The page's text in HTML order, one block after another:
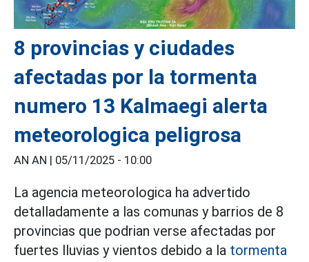
8 provincias y ciudades
afectadas por la tormenta
numero 13 Kalmaegi alerta
meteorologica peligrosa
AN AN | 05/11/2025 - 10:00
La agencia meteorologica ha advertido
detalladamente a las comunas y barrios de 8
provincias que podrian verse afectadas por
fuertes lluvias y vientos debido a la tormenta